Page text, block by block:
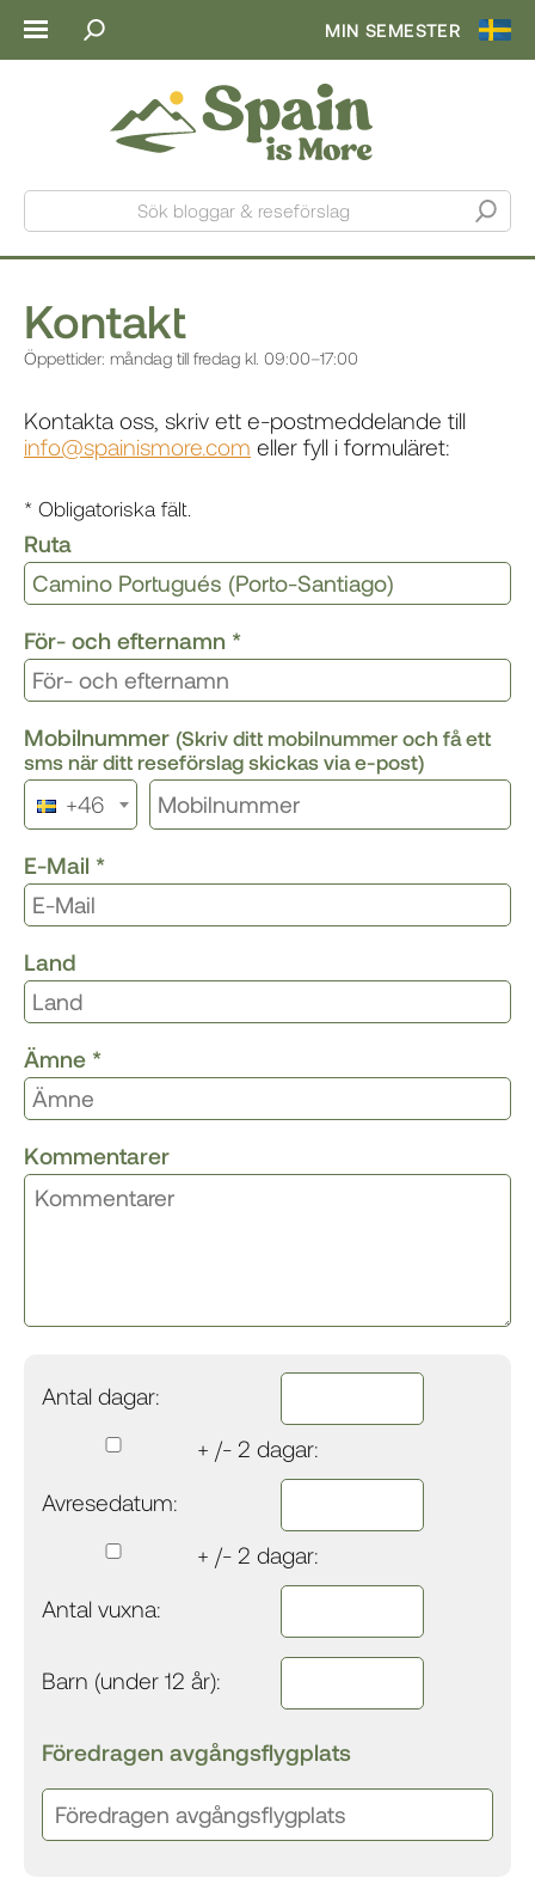
MIN SEMESTER
Sök bloggar & reseförslag
Kontakt
Öppettider: måndag till fredag kl. 09:00–17:00
Kontakta oss, skriv ett e-postmeddelande till
info@spainismore.com eller fyll i formuläret:
* Obligatoriska fält.
Ruta
För- och efternamn *
Mobilnummer (Skriv ditt mobilnummer och få ett
sms när ditt reseförslag skickas via e-post)
+46
E-Mail *
Land
Ämne *
Kommentarer
Antal dagar:
+ /- 2 dagar:
Avresedatum:
+ /- 2 dagar:
Antal vuxna:
Barn (under 12 år):
Föredragen avgångsflygplats